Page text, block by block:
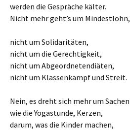
werden die Gespräche kälter.
Nicht mehr geht’s um Mindestlohn,
nicht um Solidaritäten,
nicht um die Gerechtigkeit,
nicht um Abgeordnetendiäten,
nicht um Klassenkampf und Streit.
Nein, es dreht sich mehr um Sachen
wie die Yogastunde, Kerzen,
darum, was die Kinder machen,